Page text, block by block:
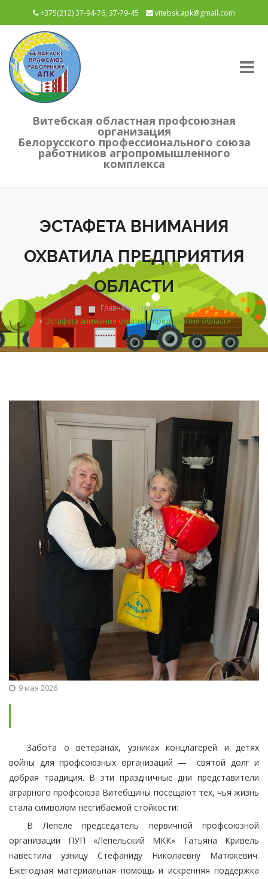
+375(212) 37-94-76, 37-79-45 vitebsk.apk@gmail.com
Витебская областная профсоюзная
организация
Белорусского профессионального союза
работников агропромышленного
комплекса
ЭСТАФЕТА ВНИМАНИЯ
ОХВАТИЛА ПРЕДПРИЯТИЯ
ОБЛАСТИ
Главная
Новости
Эстафета внимания охватила предприятия области
9 мая 2026
Забота о ветеранах, узниках концлагерей и детях
войны для профсоюзных организаций — святой долг и
добрая традиция. В эти праздничные дни представители
аграрного профсоюза Витебщины посещают тех, чья жизнь
стала символом несгибаемой стойкости:
В Лепеле председатель первичной профсоюзной
организации ПУП «Лепельский МКК» Татьяна Кривель
навестила узницу Стефаниду Николаевну Матюкевич.
Ежегодная материальная помощь и искренняя поддержка